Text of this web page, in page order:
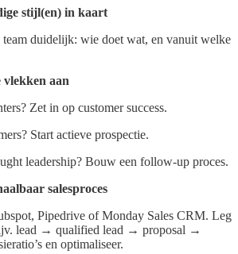
stijl(en) in kaart
duidelijk: wie doet wat, en vanuit welke
aan
Zet in op customer success.
Start actieve prospectie.
leadership? Bouw een follow-up proces.
salesproces
Pipedrive of Monday Sales CRM. Leg
lead → qualified lead → proposal →
en optimaliseer.